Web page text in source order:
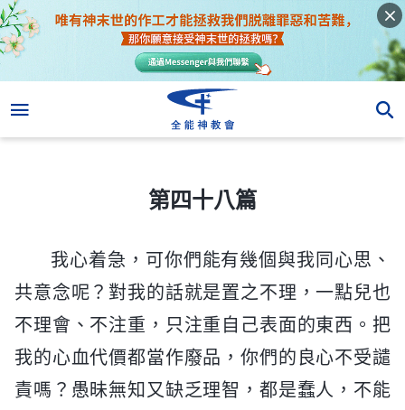
第四十八篇
我心着急，可你們能有幾個與我同心思、
共意念呢？對我的話就是置之不理，一點兒也
不理會、不注重，只注重自己表面的東西。把
我的心血代價都當作廢品，你們的良心不受譴
責嗎？愚昧無知又缺乏理智，都是蠢人，不能